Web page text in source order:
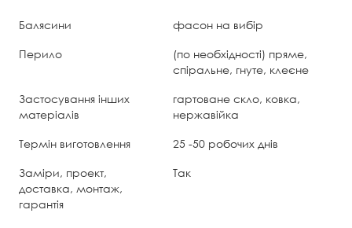
Балясини
фасон на вибір
Перило
(по необхідності) пряме,
спіральне, гнуте, клеєне
Застосування інших
матеріалів
гартоване скло, ковка,
нержавійка
Термін виготовлення
25 -50 робочих днів
Заміри, проект,
доставка, монтаж,
гарантія
Так